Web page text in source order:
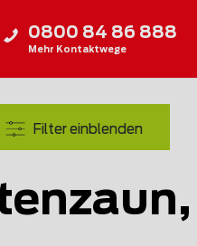
0800 84 86 888
Mehr Kontaktwege
Filter einblenden